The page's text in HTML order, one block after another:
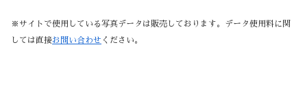
※サイトで使用している写真データは販売しております。データ使用料に関
しては直接お問い合わせ ください。